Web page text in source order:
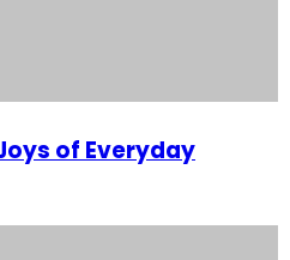
of Everyday